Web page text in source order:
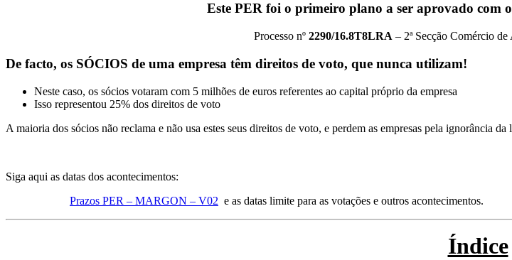
Este PER foi o primeiro plano a ser aprovado com
Processo nº 2290/16.8T8LRA – 2ª Secção Comércio de
De facto, os SÓCIOS de uma empresa têm direitos de voto, que nunca utilizam!
Neste caso, os sócios votaram com 5 milhões de euros referentes ao capital próprio da empresa
Isso representou 25% dos direitos de voto
A maioria dos sócios não reclama e não usa estes seus direitos de voto, e perdem as empresas pela ignorância da
Siga aqui as datas dos acontecimentos:
Prazos PER – MARGON – V02 e as datas limite para as votações e outros acontecimentos.
Índice